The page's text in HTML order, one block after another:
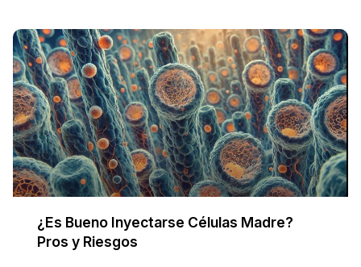
¿Es Bueno Inyectarse Células Madre?
Pros y Riesgos